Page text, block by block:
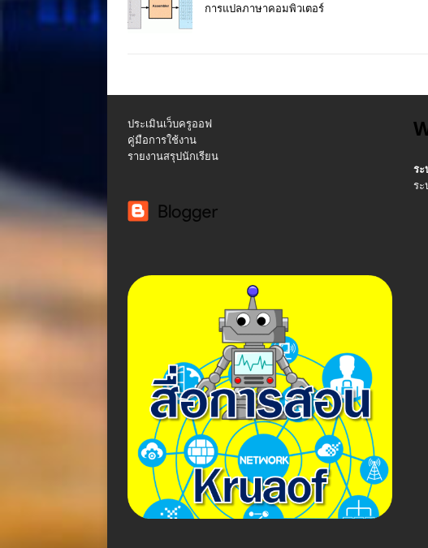
การแปลภาษาคอมพิวเตอร์
ประเมินเว็บครูออฟ
คู่มือการใช้งาน
รายงานสรุปนักเรียน
ระ
ร